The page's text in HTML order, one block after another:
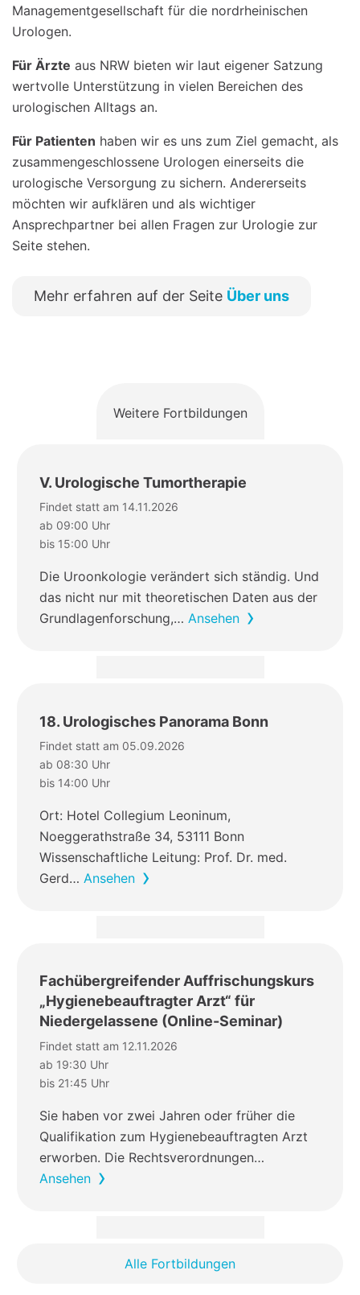
Managementgesellschaft für die nordrheinischen
Urologen.
Für Ärzte aus NRW bieten wir laut eigener Satzung
wertvolle Unterstützung in vielen Bereichen des
urologischen Alltags an.
Für Patienten haben wir es uns zum Ziel gemacht, als
zusammengeschlossene Urologen einerseits die
urologische Versorgung zu sichern. Andererseits
möchten wir aufklären und als wichtiger
Ansprechpartner bei allen Fragen zur Urologie zur
Seite stehen.
Mehr erfahren auf der Seite Über uns
Weitere Fortbildungen
V. Urologische Tumortherapie
Findet statt am 14.11.2026
ab 09:00 Uhr
bis 15:00 Uhr
Die Uroonkologie verändert sich ständig. Und
das nicht nur mit theoretischen Daten aus der
Grundlagenforschung,… Ansehen
18. Urologisches Panorama Bonn
Findet statt am 05.09.2026
ab 08:30 Uhr
bis 14:00 Uhr
Ort: Hotel Collegium Leoninum,
Noeggerathstraße 34, 53111 Bonn
Wissenschaftliche Leitung: Prof. Dr. med.
Gerd… Ansehen
Fachübergreifender Auffrischungskurs
„Hygienebeauftragter Arzt“ für
Niedergelassene (Online-Seminar)
Findet statt am 12.11.2026
ab 19:30 Uhr
bis 21:45 Uhr
Sie haben vor zwei Jahren oder früher die
Qualifikation zum Hygienebeauftragten Arzt
erworben. Die Rechtsverordnungen…
Ansehen
Alle Fortbildungen